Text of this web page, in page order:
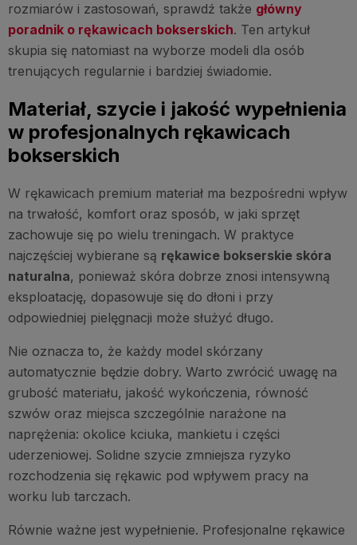
rozmiarów i zastosowań, sprawdź także główny
poradnik o rękawicach bokserskich. Ten artykuł
skupia się natomiast na wyborze modeli dla osób
trenujących regularnie i bardziej świadomie.
Materiał, szycie i jakość wypełnienia
w profesjonalnych rękawicach
bokserskich
W rękawicach premium materiał ma bezpośredni wpływ
na trwałość, komfort oraz sposób, w jaki sprzęt
zachowuje się po wielu treningach. W praktyce
najczęściej wybierane są rękawice bokserskie skóra
naturalna, ponieważ skóra dobrze znosi intensywną
eksploatację, dopasowuje się do dłoni i przy
odpowiedniej pielęgnacji może służyć długo.
Nie oznacza to, że każdy model skórzany
automatycznie będzie dobry. Warto zwrócić uwagę na
grubość materiału, jakość wykończenia, równość
szwów oraz miejsca szczególnie narażone na
naprężenia: okolice kciuka, mankietu i części
uderzeniowej. Solidne szycie zmniejsza ryzyko
rozchodzenia się rękawic pod wpływem pracy na
worku lub tarczach.
Równie ważne jest wypełnienie. Profesjonalne rękawice